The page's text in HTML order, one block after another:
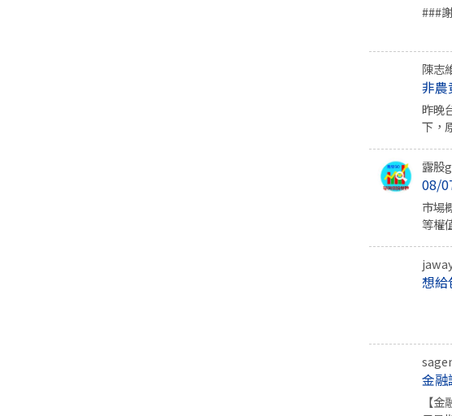
###
陳志
非農
昨晚
下，
露股
08/
市場
等權
想給
金融
【